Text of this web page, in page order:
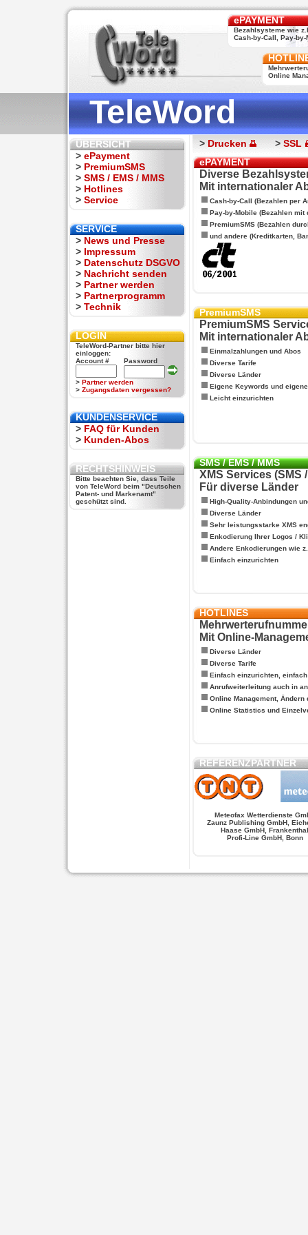
ePAYMENT
Bezahlsysteme wie
Cash-by-Call, Pay-by-
Online
TeleWord
ÜBERSICHT
> ePayment
> PremiumSMS
> SMS / EMS / MMS
> Hotlines
> Service
SERVICE
> News und Presse
> Impressum
> Datenschutz DSGVO
> Nachricht senden
> Partner werden
> Partnerprogramm
> Technik
LOGIN
TeleWord-Partner bitte hier
einloggen:
Account #
Password
> Partner werden
> Zugangsdaten vergessen?
KUNDENSERVICE
> FAQ für Kunden
> Kunden-Abos
RECHTSHINWEIS
Bitte beachten Sie, dass Teile
von TeleWord beim "Deutschen
Patent- und Markenamt"
geschützt sind.
> Drucken > SSL
ePAYMENT
Diverse
Mit internationaler
Cash-by-Call (Bezahlen per
Pay-by-Mobile (Bezahlen mit
PremiumSMS (Bezahlen
und andere (Kreditkarten,
PremiumSMS
PremiumSMS
Mit internationaler
Einmalzahlungen und Abos
Diverse Tarife
Diverse Länder
Eigene Keywords und
Leicht einzurichten
SMS / EMS / MMS
XMS Services (SMS
Für diverse Länder
High-Quality-Anbindungen
Diverse Länder
Sehr leistungsstarke XMS
Enkodierung Ihrer Logos /
Andere Enkodierungen wie
Einfach einzurichten
HOTLINES
Mit Online-
Diverse Länder
Diverse Tarife
Einfach einzurichten,
Anrufweiterleitung auch in
Online Management, Ändern
Online Statistics und
REFERENZPARTNER
Meteofax Wetterdienste
Zaunz Publishing GmbH,
Haase GmbH, Frankenthal
Profi-Line GmbH, Bonn